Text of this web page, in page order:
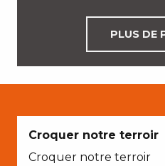
PLUS DE
Croquer notre terroir
Croquer notre terroir